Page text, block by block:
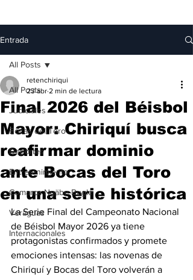
Entrada
All Posts
Judiciales
Bocas del Toro
Deportes
Entretenimiento
Comarca Ngäbe-Buglé
Veraguas
Internacionales
All Posts
Final 2026 del Béisbol
Mayor: Chiriquí busca
reafirmar dominio
ante Bocas del Toro
en una serie histórica
retenchiriqui
23 abr 2 min de lectura
La Serie Final del Campeonato Nacional
de Béisbol Mayor 2026 ya tiene
protagonistas confirmados y promete
emociones intensas: las novenas de
Chiriquí y Bocas del Toro volverán a